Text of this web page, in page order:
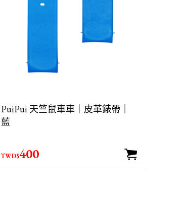
PuiPui 天竺鼠車車｜皮革錶帶｜
藍
TWD$400